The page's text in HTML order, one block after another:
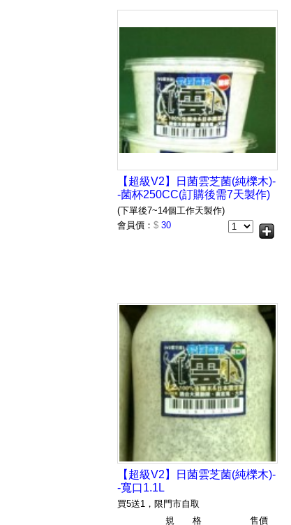
【超級V2】日菌雲芝菌(純櫟木)-
-菌杯250CC(訂購後需7天製作)
(下單後7~14個工作天製作)
會員價： $ 30
【超級V2】日菌雲芝菌(純櫟木)-
-寬口1.1L
買5送1，限門市自取
規 格
售價